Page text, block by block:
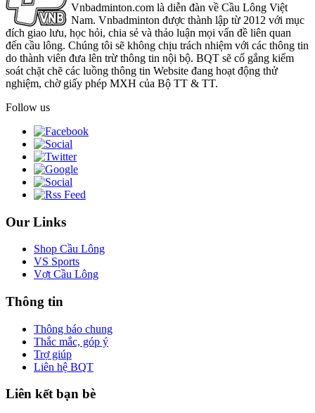
Vnbadminton.com là diễn đàn về Cầu Lông Việt
Nam. Vnbadminton được thành lập từ 2012 với mục
đích giao lưu, học hỏi, chia sẻ và thảo luận mọi vấn đề liên quan
đến cầu lông. Chúng tôi sẽ không chịu trách nhiệm với các thông tin
do thành viên đưa lên trừ thông tin nội bộ. BQT sẽ cố gắng kiểm
soát chặt chẽ các luồng thông tin Website đang hoạt động thử
nghiệm, chờ giấy phép MXH của Bộ TT & TT.
Follow us
Our Links
Shop Cầu Lông
VS Sports
Vợt Cầu Lông
Thông tin
Thông báo chung
Thắc mắc, góp ý
Trợ giúp
Liên hệ BQT
Liên kết bạn bè